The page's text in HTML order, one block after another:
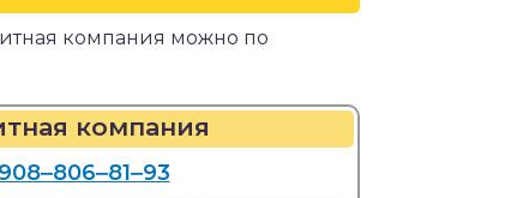
компания можно по
компания